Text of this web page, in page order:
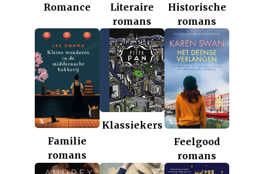
Romance
Literaire
romans
Historische
romans
Familie
romans
Klassiekers
Feelgood
romans